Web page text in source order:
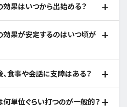
効果はいつから出始める？
効果が安定するのはいつ頃が
食事や会話に支障はある？
何単位ぐらい打つのが一般的？